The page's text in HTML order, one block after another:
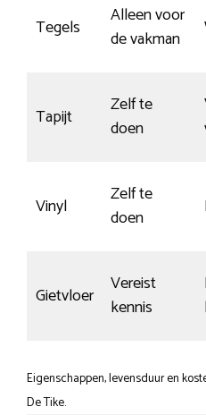
Tegels
Alleen voor
de vakman
Tapijt
Zelf te
doen
Vinyl
Zelf te
doen
Gietvloer
Vereist
kennis
Eigenschappen, levensduur en
De Tike.